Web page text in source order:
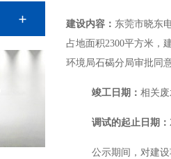
建设内容： 东莞市晓东
占地面积2300平方米，
环境局石碣分局审批同
竣工日期：相关
调试的起止日期：
公示期间，对建